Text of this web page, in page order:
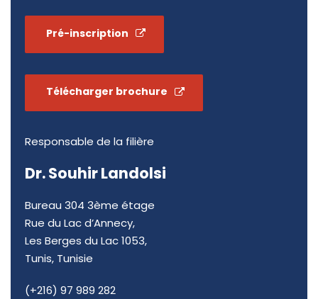
Pré-inscription
Télécharger brochure
Responsable de la filière
Dr. Souhir Landolsi
Bureau 304 3ème étage
Rue du Lac d’Annecy,
Les Berges du Lac 1053,
Tunis, Tunisie
(+216) 97 989 282